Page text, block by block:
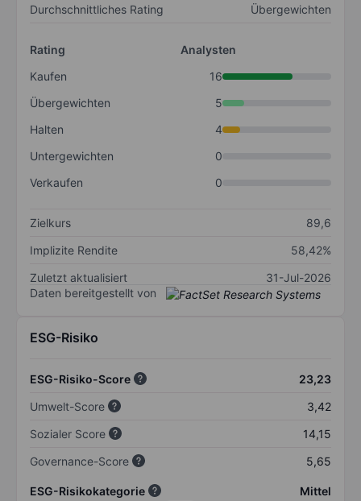
Durchschnittliches Rating Übergewichten
Rating
Analysten
Kaufen
16
Übergewichten
5
Halten
4
Untergewichten
0
Verkaufen
0
Zielkurs
89,6
Implizite Rendite
58,42%
Zuletzt aktualisiert
31-Jul-2026
Daten bereitgestellt von
ESG-Risiko
ESG-Risiko-Score
23,23
Umwelt-Score
3,42
Sozialer Score
14,15
Governance-Score
5,65
ESG-Risikokategorie Mittel